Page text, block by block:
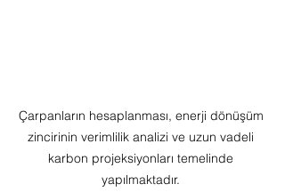
Çarpanların hesaplanması, enerji dönüşüm
zincirinin verimlilik analizi ve uzun vadeli
karbon projeksiyonları temelinde
yapılmaktadır.